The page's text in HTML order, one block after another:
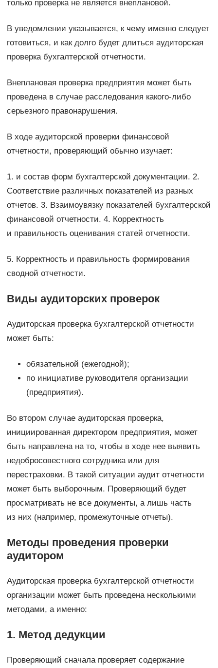
только проверка не является внеплановой.
В уведомлении указывается, к чему именно следует
готовиться, и как долго будет длиться аудиторская
проверка бухгалтерской отчетности.
Внеплановая проверка предприятия может быть
проведена в случае расследования какого-либо
серьезного правонарушения.
В ходе аудиторской проверки финансовой
отчетности, проверяющий обычно изучает:
1. и состав форм бухгалтерской документации. 2.
Соответствие различных показателей из разных
отчетов. 3. Взаимоувязку показателей бухгалтерской
финансовой отчетности. 4. Корректность
и правильность оценивания статей отчетности.
5. Корректность и правильность формирования
сводной отчетности.
Виды аудиторских проверок
Аудиторская проверка бухгалтерской отчетности
может быть:
обязательной (ежегодной);
по инициативе руководителя организации
(предприятия).
Во втором случае аудиторская проверка,
инициированная директором предприятия, может
быть направлена на то, чтобы в ходе нее выявить
недобросовестного сотрудника или для
перестраховки. В такой ситуации аудит отчетности
может быть выборочным. Проверяющий будет
просматривать не все документы, а лишь часть
из них (например, промежуточные отчеты).
Методы проведения проверки
аудитором
Аудиторская проверка бухгалтерской отчетности
организации может быть проведена несколькими
методами, а именно:
1. Метод дедукции
Проверяющий сначала проверяет содержание